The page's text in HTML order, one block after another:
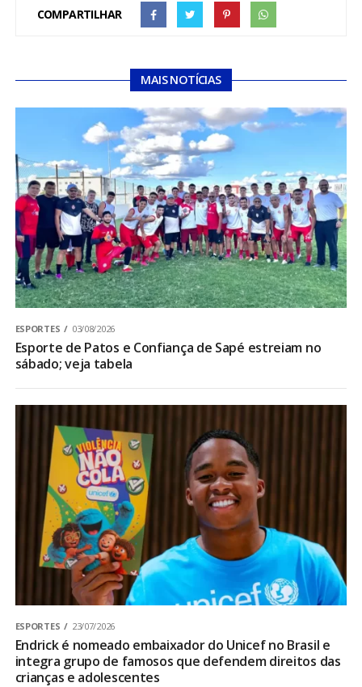
COMPARTILHAR
MAIS NOTÍCIAS
ESPORTES 03/08/2026
Esporte de Patos e Confiança de Sapé estreiam no
sábado; veja tabela
ESPORTES 23/07/2026
Endrick é nomeado embaixador do Unicef no Brasil e
integra grupo de famosos que defendem direitos das
crianças e adolescentes